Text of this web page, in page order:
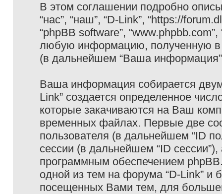
В этом соглашении подробно
“нас”, “наш”, “D-Link”, “https://
“phpBB software”,
любую информацию, полученную в
(в дальнейшем “Ваша
Ваша информация собирается
Link” создается определенное
которые закачиваются на Ваш
временных файлах. Первые две
пользователя (в дальнейшем “ID
сессии (в дальнейшем “ID
программным обеспечением
одной из тем на форума “D-Link” и
посещенных Вами тем, для